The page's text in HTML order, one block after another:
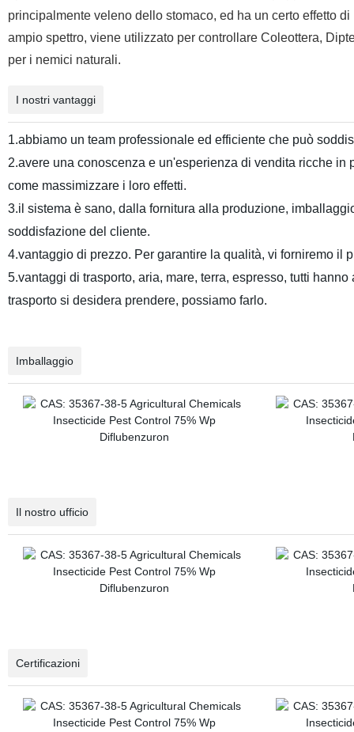
principalmente veleno dello stomaco, ed ha un certo effetto
ampio spettro, viene utilizzato per controllare Coleottera,
per i nemici naturali.
I nostri vantaggi
1.abbiamo un team professionale ed efficiente che può
2.avere una conoscenza e un'esperienza di vendita ricche
come massimizzare i loro effetti.
3.il sistema è sano, dalla fornitura alla produzione,
soddisfazione del cliente.
4.vantaggio di prezzo. Per garantire la qualità, vi forniremo il
5.vantaggi di trasporto, aria, mare, terra, espresso, tutti
trasporto si desidera prendere, possiamo farlo.
Imballaggio
Il nostro ufficio
Certificazioni